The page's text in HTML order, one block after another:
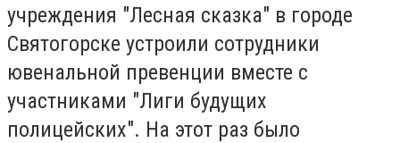
учреждения "Лесная сказка" в городе
Святогорске устроили сотрудники
ювенальной превенции вместе с
участниками "Лиги будущих
полицейских". На этот раз было